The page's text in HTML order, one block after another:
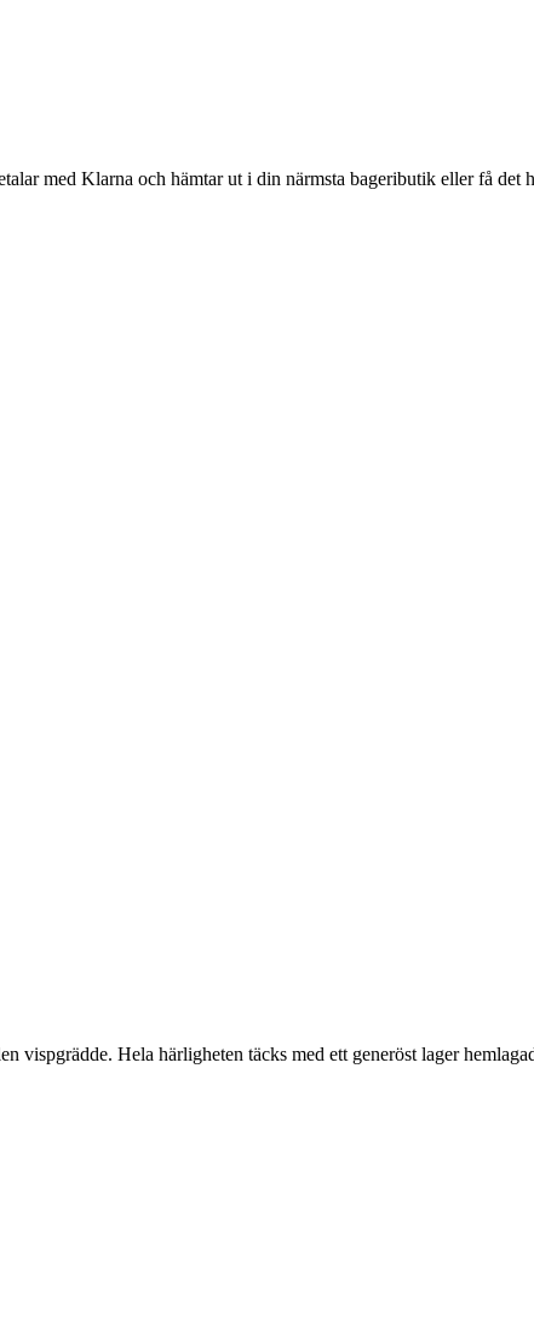
med Klarna och hämtar ut i din närmsta bageributik eller få det
vispgrädde. Hela härligheten täcks med ett generöst lager